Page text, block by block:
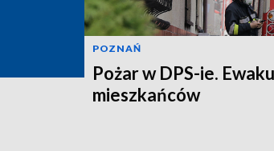
POZNAŃ
Pożar w DPS-ie.
mieszkańców